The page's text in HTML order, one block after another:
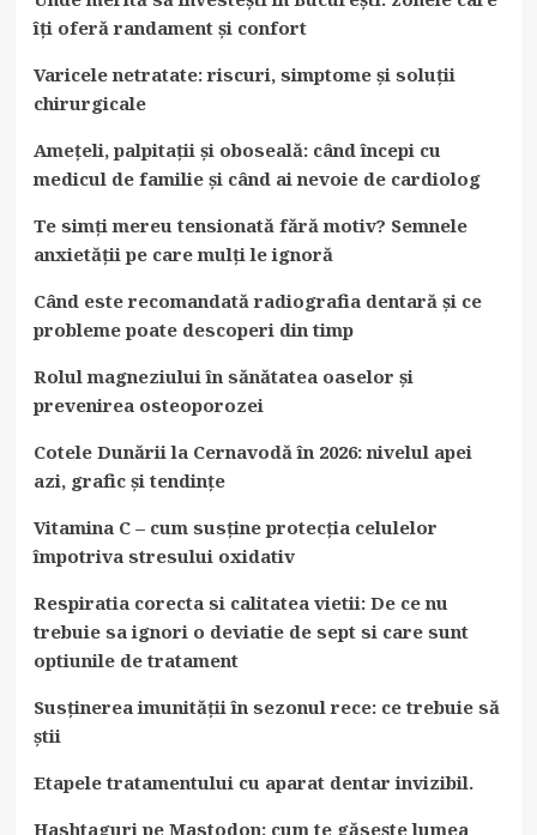
îți oferă randament și confort
Varicele netratate: riscuri, simptome și soluții
chirurgicale
Amețeli, palpitații și oboseală: când începi cu
medicul de familie și când ai nevoie de cardiolog
Te simți mereu tensionată fără motiv? Semnele
anxietății pe care mulți le ignoră
Când este recomandată radiografia dentară și ce
probleme poate descoperi din timp
Rolul magneziului în sănătatea oaselor și
prevenirea osteoporozei
Cotele Dunării la Cernavodă în 2026: nivelul apei
azi, grafic și tendințe
Vitamina C – cum susține protecția celulelor
împotriva stresului oxidativ
Respiratia corecta si calitatea vietii: De ce nu
trebuie sa ignori o deviatie de sept si care sunt
optiunile de tratament
Susținerea imunității în sezonul rece: ce trebuie să
știi
Etapele tratamentului cu aparat dentar invizibil.
Hashtaguri pe Mastodon: cum te găsește lumea